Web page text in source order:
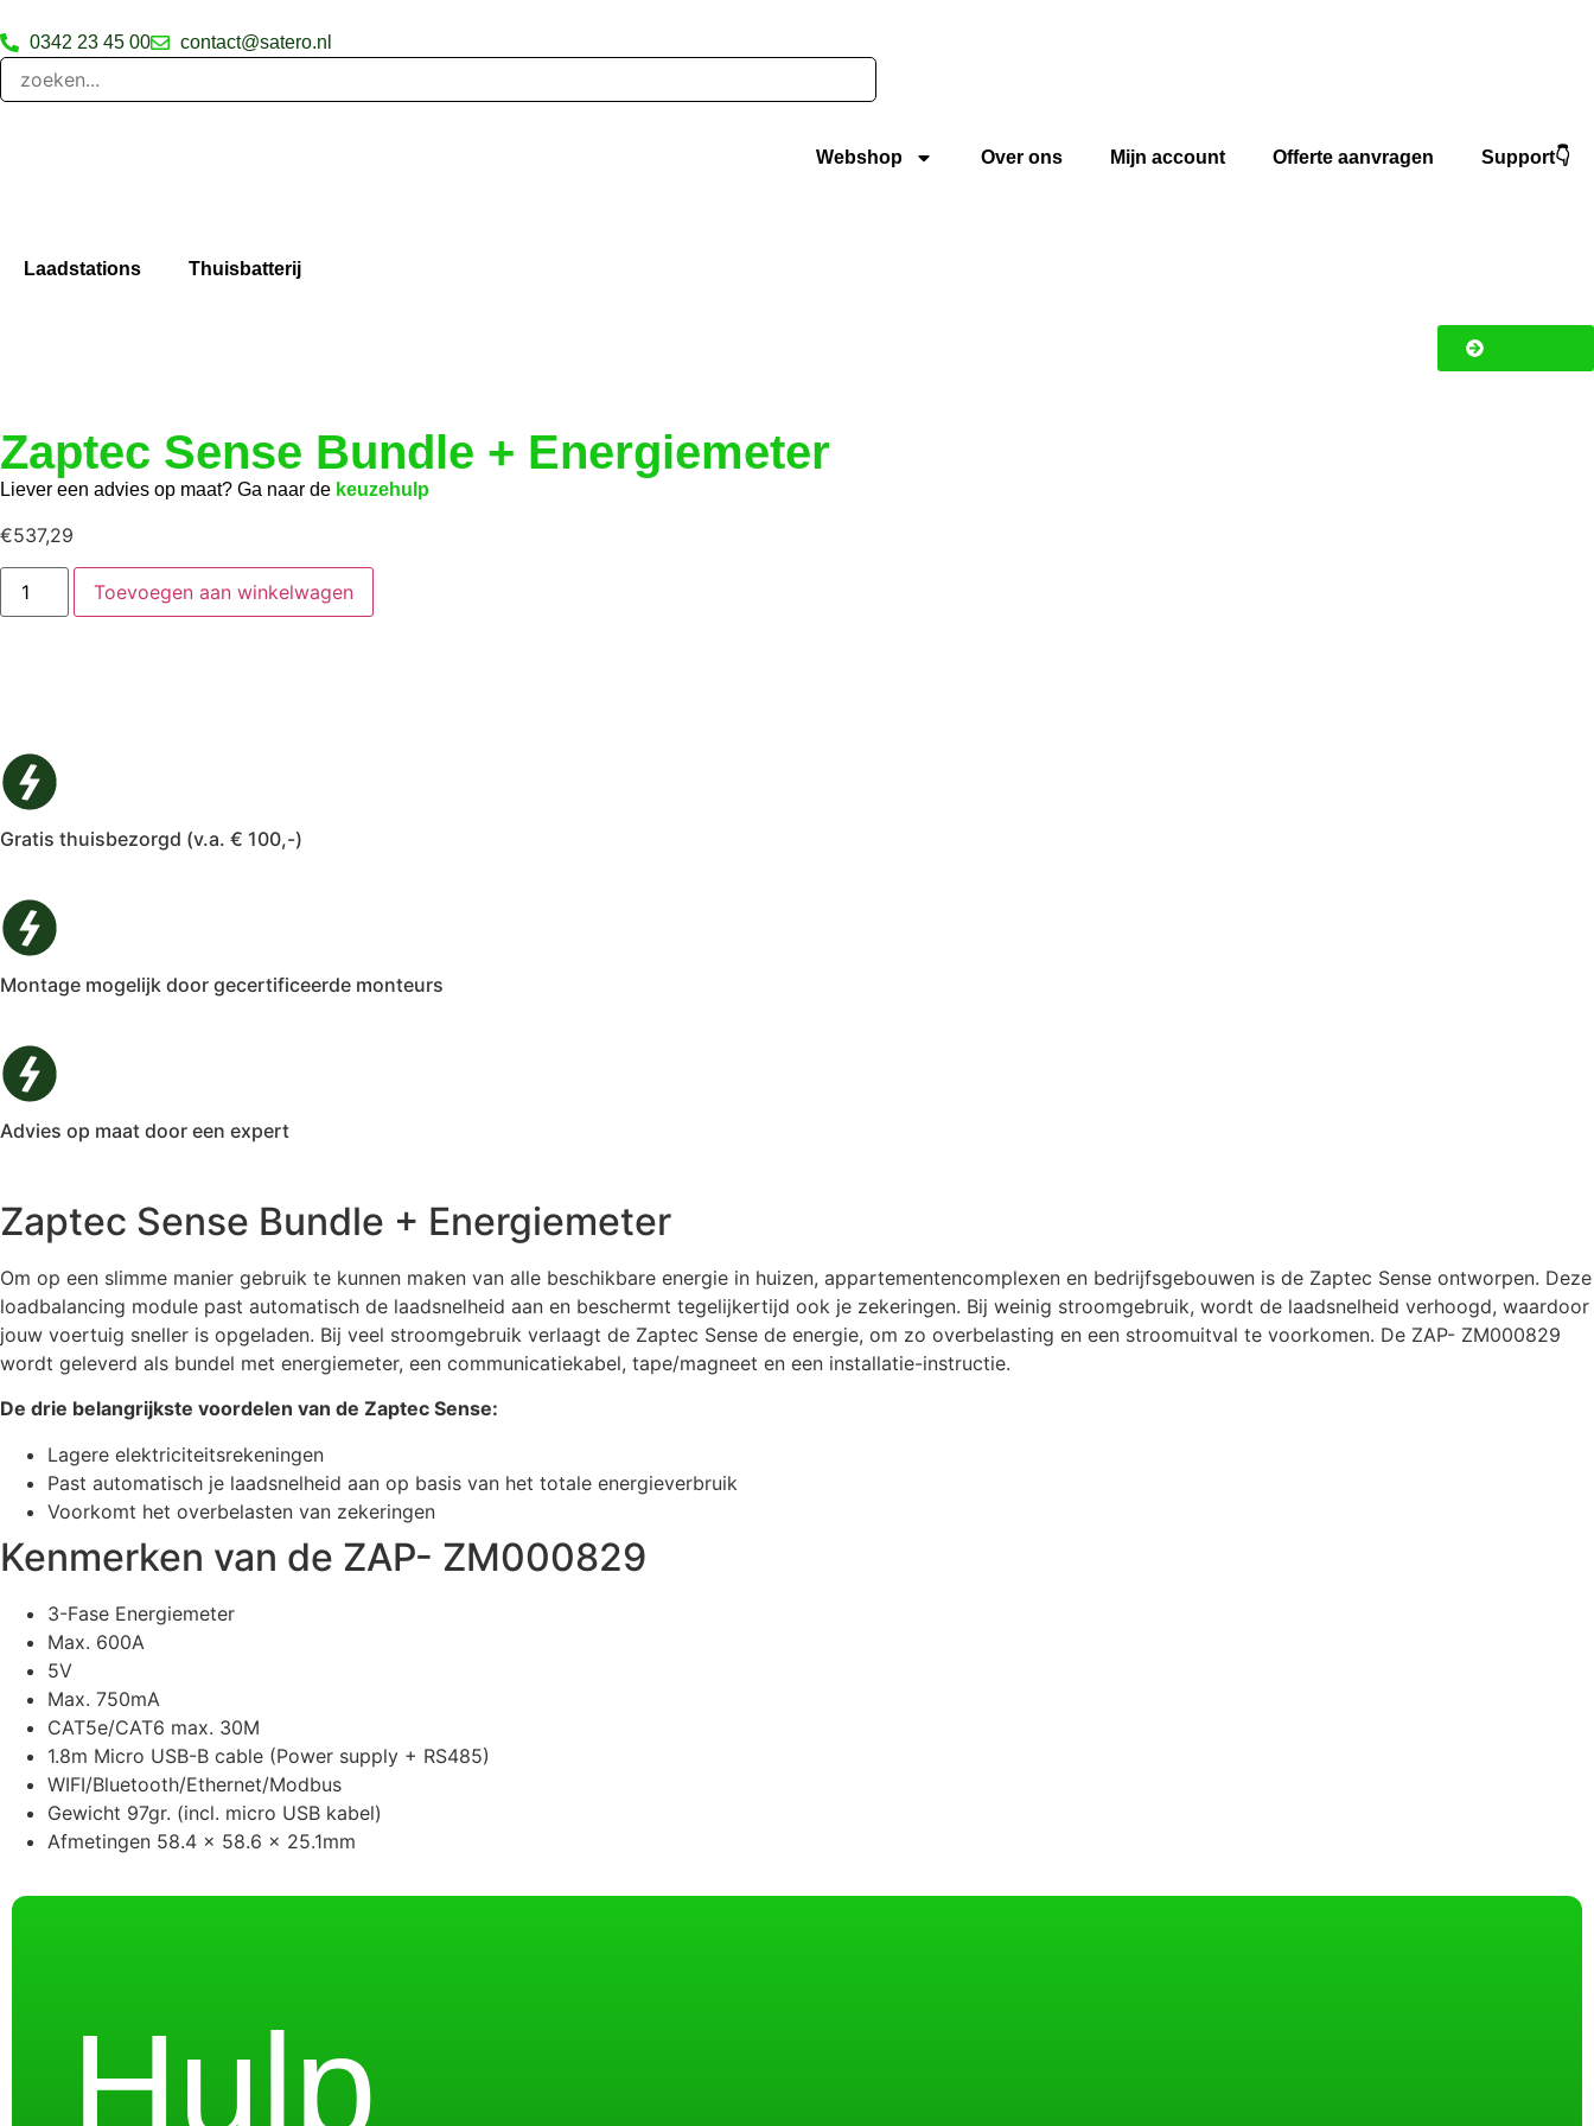
0342 23 45 00 contact@satero.nl
Webshop Over ons Mijn account Offerte aanvragen Support👇
Laadstations Thuisbatterij
Zaptec Sense Bundle + Energiemeter
Liever een advies op maat? Ga naar de keuzehulp
€537,29
Toevoegen aan winkelwagen
Gratis thuisbezorgd (v.a. € 100,-)
Montage mogelijk door gecertificeerde monteurs
Advies op maat door een expert
Zaptec Sense Bundle + Energiemeter
Om op een slimme manier gebruik te kunnen maken van alle beschikbare energie in huizen, appartementencomplexen en bedrijfsgebouwen is de Zaptec Sense ontworpen. Deze
loadbalancing module past automatisch de laadsnelheid aan en beschermt tegelijkertijd ook je zekeringen. Bij weinig stroomgebruik, wordt de laadsnelheid verhoogd, waardoor
jouw voertuig sneller is opgeladen. Bij veel stroomgebruik verlaagt de Zaptec Sense de energie, om zo overbelasting en een stroomuitval te voorkomen. De ZAP- ZM000829
wordt geleverd als bundel met energiemeter, een communicatiekabel, tape/magneet en een installatie-instructie.
De drie belangrijkste voordelen van de Zaptec Sense:
Lagere elektriciteitsrekeningen
Past automatisch je laadsnelheid aan op basis van het totale energieverbruik
Voorkomt het overbelasten van zekeringen
Kenmerken van de ZAP- ZM000829
3-Fase Energiemeter
Max. 600A
5V
Max. 750mA
CAT5e/CAT6 max. 30M
1.8m Micro USB-B cable (Power supply + RS485)
WIFI/Bluetooth/Ethernet/Modbus
Gewicht 97gr. (incl. micro USB kabel)
Afmetingen 58.4 x 58.6 x 25.1mm
Hulp